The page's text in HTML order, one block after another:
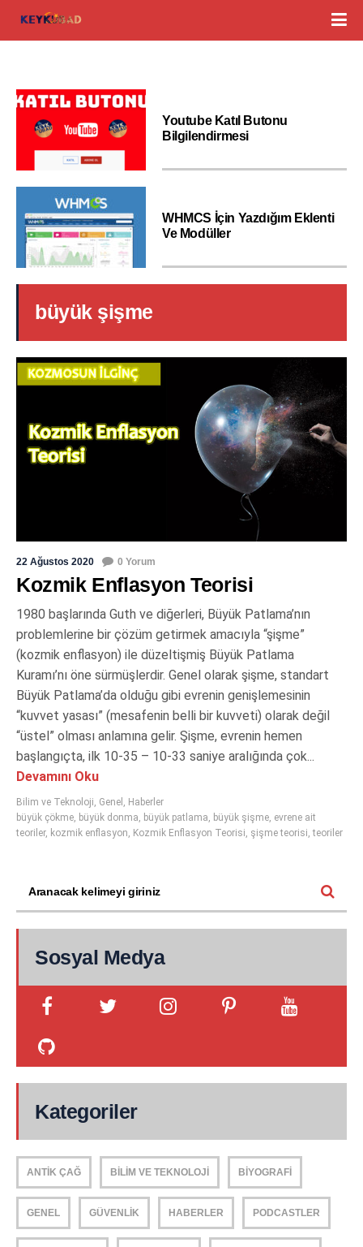
Youtube Katıl Butonu
Bilgilendirmesi
WHMCS İçin Yazdığım Eklenti
Ve Modüller
büyük şişme
22 Ağustos 2020 0 Yorum
Kozmik Enflasyon Teorisi
1980 başlarında Guth ve diğerleri, Büyük Patlama’nın
problemlerine bir çözüm getirmek amacıyla “şişme”
(kozmik enflasyon) ile düzeltişmiş Büyük Patlama
Kuramı’nı öne sürmüşlerdir. Genel olarak şişme, standart
Büyük Patlama’da olduğu gibi evrenin genişlemesinin
“kuvvet yasası” (mesafenin belli bir kuvveti) olarak değil
“üstel” olması anlamına gelir. Şişme, evrenin hemen
başlangıçta, ilk 10-35 – 10-33 saniye aralığında çok...
Devamını Oku
Bilim ve Teknoloji, Genel , Haberler
büyük çökme, büyük donma, büyük patlama, büyük şişme, evrene ait
teoriler, kozmik enflasyon, Kozmik Enflasyon Teorisi, şişme teorisi,teoriler
Sosyal Medya
Kategoriler
ANTIK ÇAĞ BILIM VE TEKNOLOJI BIYOGRAFI
GENEL GÜVENLIK HABERLER PODCASTLER